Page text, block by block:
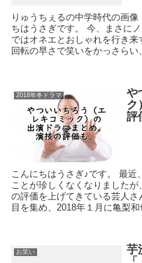
りゅうちぇるの中学時代の画
ちはうさぎです。 今、まさに
ではオネエとおしゃれを行き
回転の早さで笑いをかっさら
2018年冬ドラマ
や
ク
評
こんにちはうさぎ♪です。 最近
ことが珍しくなくなりました
の評価を上げてきている芸人
目を集め、2018年１月に亀梨
お笑い
芋